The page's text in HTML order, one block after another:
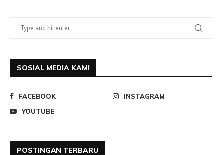
SOSIAL MEDIA KAMI
FACEBOOK
INSTAGRAM
YOUTUBE
POSTINGAN TERBARU